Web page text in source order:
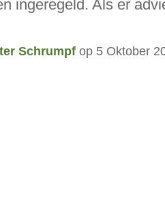
ingeregeld. Als er
Schrumpf op 5 Oktober